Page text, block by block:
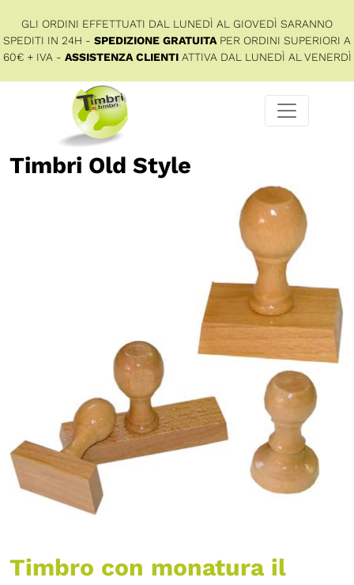
GLI ORDINI EFFETTUATI DAL LUNEDÌ AL GIOVEDÌ SARANNO
SPEDITI IN 24H - SPEDIZIONE GRATUITA PER ORDINI SUPERIORI A
60€ + IVA - ASSISTENZA CLIENTIATTIVA DAL LUNEDÌ AL VENERDÌ
Timbri Old Style
Timbro con monatura il